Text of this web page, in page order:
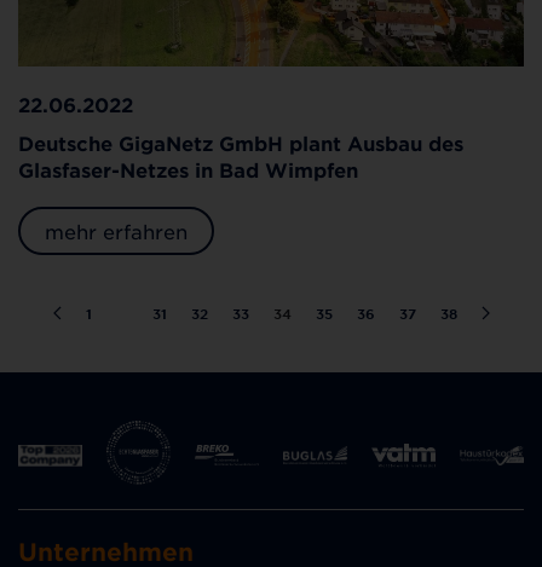
22.06.2022
Deutsche GigaNetz GmbH plant Ausbau des
Glasfaser-Netzes in Bad Wimpfen
mehr erfahren
1 31 32 33 34 35 36 37 38
Unternehmen